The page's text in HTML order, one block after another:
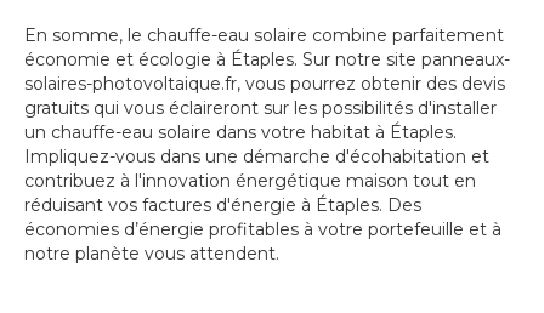
En somme, le chauffe-eau solaire combine parfaitement
économie et écologie à Étaples. Sur notre site panneaux-
solaires-photovoltaique.fr, vous pourrez obtenir des devis
gratuits qui vous éclaireront sur les possibilités d'installer
un chauffe-eau solaire dans votre habitat à Étaples.
Impliquez-vous dans une démarche d'écohabitation et
contribuez à l'innovation énergétique maison tout en
réduisant vos factures d'énergie à Étaples. Des
économies d’énergie profitables à votre portefeuille et à
notre planète vous attendent.